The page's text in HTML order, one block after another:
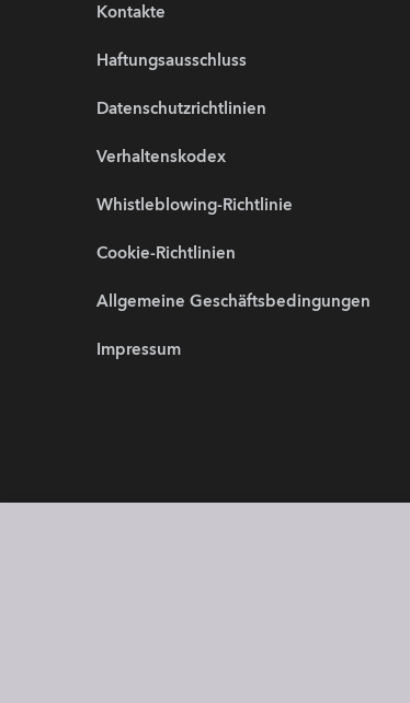
Kontakte
Haftungsausschluss
Datenschutzrichtlinien
Verhaltenskodex
Whistleblowing-Richtlinie
Cookie-Richtlinien
Allgemeine Geschäftsbedingungen
Impressum